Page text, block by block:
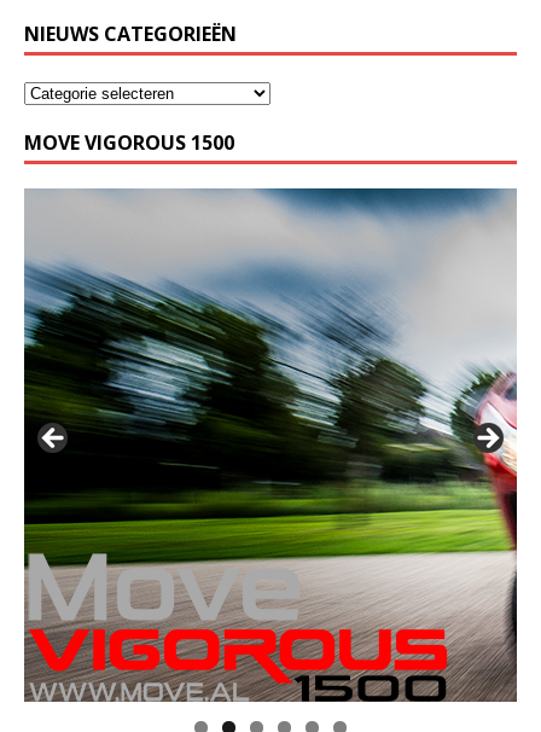
NIEUWS CATEGORIEËN
MOVE VIGOROUS 1500